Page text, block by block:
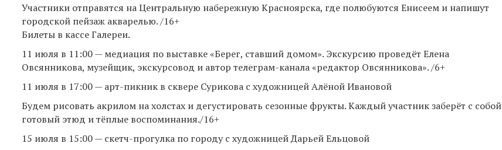
Участники отправятся на Центральную набережную Красноярска, где полюбуются Енисеем и напишут
городской пейзаж акварелью. /16+
Билеты в кассе Галереи.
11 июля в 11:00 — медиация по выставке «Берег, ставший домом». Экскурсию проведёт Елена
Овсянникова, музейщик, экскурсовод и автор телеграм-канала «редактор Овсянникова». /6+
11 июля в 17:00 — арт-пикник в сквере Сурикова с художницей Алёной Ивановой
Будем рисовать акрилом на холстах и дегустировать сезонные фрукты. Каждый участник заберёт с собой
готовый этюд и тёплые воспоминания./16+
15 июля в 15:00 — скетч-прогулка по городу с художницей Дарьей Ельцовой